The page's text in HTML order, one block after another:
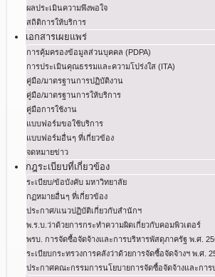
ผลประเมินความพึงพอใจ
สถิติการให้บริการ
เอกสารเผยแพร่
การคุ้มครองข้อมูลส่วนบุคคล (PDPA)
การประเมินคุณธรรมและความโปร่งใส (ITA)
คู่มือ/มาตรฐานการปฏิบัติงาน
คู่มือ/มาตรฐานการให้บริการ
คู่มือการใช้งาน
แบบฟอร์มขอใช้บริการ
แบบฟอร์มอื่นๆ ที่เกี่ยวข้อง
จดหมายข่าว
กฎระเบียบที่เกี่ยวข้อง
ระเบียบ/ข้อบังคับ มหาวิทยาลัย
กฏหมายอื่นๆ ที่เกี่ยวข้อง
ประกาศ/แนวปฏิบัติเกี่ยวกับสำนักฯ
พ.ร.บ.ว่าด้วยการกระทําความผิดเกี่ยวกับคอมพิวเตอร์
พรบ. การจัดซื้อจัดจ้างและการบริหารพัสดุภาครัฐ พ.ศ.
ระเบียบกระทรวงการคลังว่าด้วยการจัดซื้อจัดจ้างฯ พ.ศ.
ประกาศคณะกรรมการนโยบายการจัดซื้อจัดจ้างและการ